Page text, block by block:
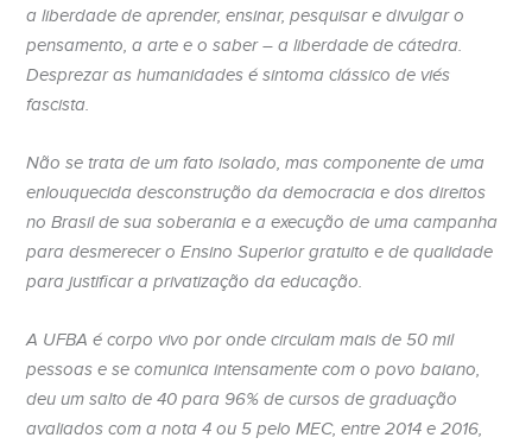
a liberdade de aprender, ensinar, pesquisar e divulgar o
pensamento, a arte e o saber – a liberdade de cátedra.
Desprezar as humanidades é sintoma clássico de viés
fascista.
Não se trata de um fato isolado, mas componente de uma
enlouquecida desconstrução da democracia e dos direitos
no Brasil de sua soberania e a execução de uma campanha
para desmerecer o Ensino Superior gratuito e de qualidade
para justificar a privatização da educação.
A UFBA é corpo vivo por onde circulam mais de 50 mil
pessoas e se comunica intensamente com o povo baiano,
deu um salto de 40 para 96% de cursos de graduação
avaliados com a nota 4 ou 5 pelo MEC, entre 2014 e 2016,